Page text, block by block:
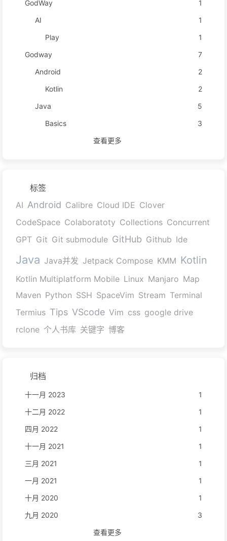
GodWay
1
AI
1
Play
1
Godway
7
Android
2
Kotlin
2
Java
5
Basics
3
查看更多
标签
AI Android Calibre Cloud IDE Clover
CodeSpace Colaboratoty Collections Concurrent
GPT Git Git submodule GitHub Github Ide
Java Java并发 Jetpack Compose KMM Kotlin
Kotlin Multiplatform Mobile Linux Manjaro Map
Maven Python SSH SpaceVim Stream Terminal
Termius Tips VScode Vim css google drive
rclone 个人书库 关键字 博客
归档
十一月 2023
1
十二月 2022
1
四月 2022
1
十一月 2021
1
三月 2021
1
一月 2021
1
十月 2020
1
九月 2020
3
查看更多